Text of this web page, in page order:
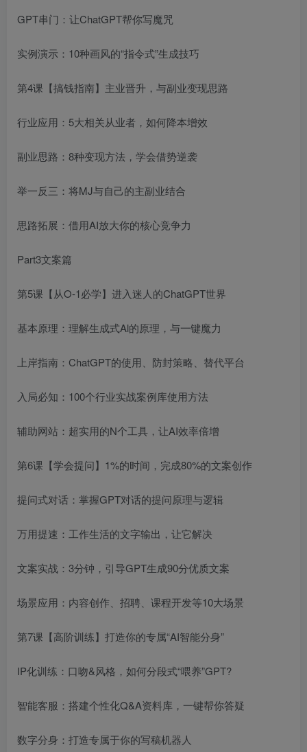
GPT串门：让ChatGPT帮你写魔咒
实例演示：10种画风的“指令式”生成技巧
第4课【搞钱指南】主业晋升，与副业变现思路
行业应用：5大相关从业者，如何降本增效
副业思路：8种变现方法，学会借势逆袭
举一反三：将MJ与自己的主副业结合
思路拓展：借用AI放大你的核心竞争力
Part3文案篇
第5课【从O-1必学】进入迷人的ChatGPT世界
基本原理：理解生成式Al的原理，与一键魔力
上岸指南：ChatGPT的使用、防封策略、替代平台
入局必知：100个行业实战案例库使用方法
辅助网站：超实用的N个工具，让AI效率倍增
第6课【学会提问】1%的时间，完成80%的文案创作
提问式对话：掌握GPT对话的提问原理与逻辑
万用提速：工作生活的文字输出，让它解决
文案实战：3分钟，引导GPT生成90分优质文案
场景应用：内容创作、招聘、课程开发等10大场景
第7课【高阶训练】打造你的专属“AI智能分身”
IP化训练：口吻&风格，如何分段式“喂养”GPT?
智能客服：搭建个性化Q&A资料库，一键帮你答疑
数字分身：打造专属于你的写稿机器人